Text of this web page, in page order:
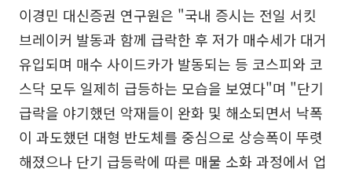
이경민 대신증권 연구원은 "국내 증시는 전일 서킷
브레이커 발동과 함께 급락한 후 저가 매수세가 대거
유입되며 매수 사이드카가 발동되는 등 코스피와 코
스닥 모두 일제히 급등하는 모습을 보였다"며 "단기
급락을 야기했던 악재들이 완화 및 해소되면서 낙폭
이 과도했던 대형 반도체를 중심으로 상승폭이 뚜렷
해졌으나 단기 급등락에 따른 매물 소화 과정에서 업